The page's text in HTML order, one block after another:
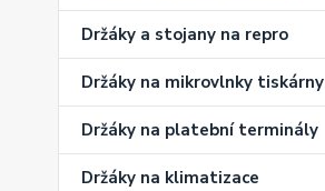
Držáky a stojany na repro
Držáky na mikrovlnky tiskárny
Držáky na platební terminály
Držáky na klimatizace